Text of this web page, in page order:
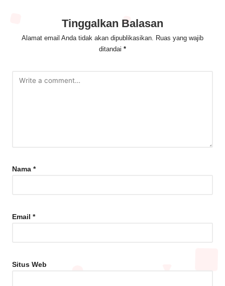
Tinggalkan Balasan
Alamat email Anda tidak akan dipublikasikan.
Ruas yang wajib
ditandai *
Nama *
Email *
Situs Web